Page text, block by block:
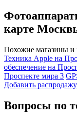
карте
Похожие магазины и
Техника Apple на
обеспечение на
Проспекте мира 3
Добавить раcпродажу
Вопросы по